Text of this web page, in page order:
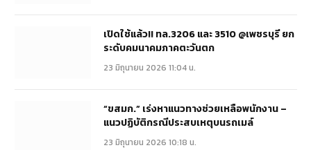
เปิดใช้แล้ว!! ทล.3206 และ 3510 @เพชรบุรี ยก
ระดับคมนาคมภาคตะวันตก
23 มิถุนายน 2026 11:04 น.
“ขสมก.” เร่งหาแนวทางช่วยเหลือพนักงาน –
แนวปฏิบัติกรณีประสบเหตุบนรถเมล์
23 มิถุนายน 2026 10:18 น.